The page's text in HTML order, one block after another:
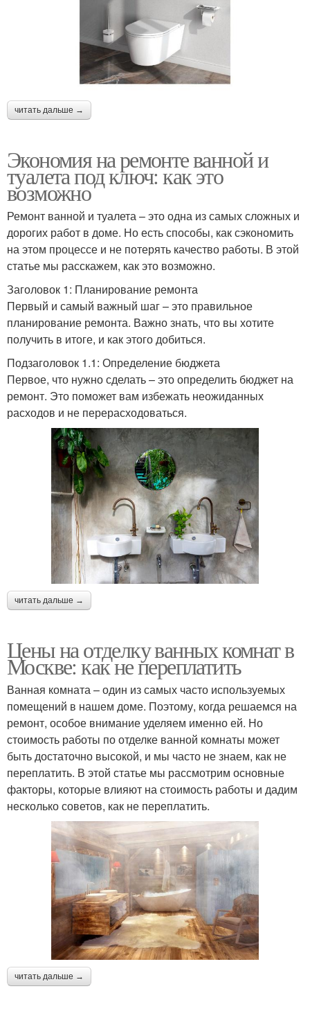
читать дальше →
Экономия на ремонте ванной и
туалета под ключ: как это
возможно
Ремонт ванной и туалета – это одна из самых сложных и
дорогих работ в доме. Но есть способы, как сэкономить
на этом процессе и не потерять качество работы. В этой
статье мы расскажем, как это возможно.
Заголовок 1: Планирование ремонта
Первый и самый важный шаг – это правильное
планирование ремонта. Важно знать, что вы хотите
получить в итоге, и как этого добиться.
Подзаголовок 1.1: Определение бюджета
Первое, что нужно сделать – это определить бюджет на
ремонт. Это поможет вам избежать неожиданных
расходов и не перерасходоваться.
читать дальше →
Цены на отделку ванных комнат в
Москве: как не переплатить
Ванная комната – один из самых часто используемых
помещений в нашем доме. Поэтому, когда решаемся на
ремонт, особое внимание уделяем именно ей. Но
стоимость работы по отделке ванной комнаты может
быть достаточно высокой, и мы часто не знаем, как не
переплатить. В этой статье мы рассмотрим основные
факторы, которые влияют на стоимость работы и дадим
несколько советов, как не переплатить.
читать дальше →